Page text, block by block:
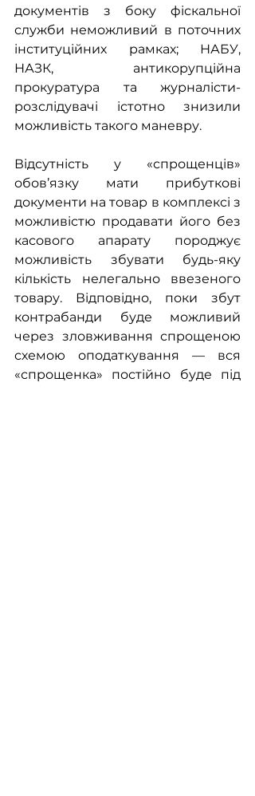
документів з боку фіскальної
служби неможливий в поточних
інституційних рамках; НАБУ,
НАЗК, антикорупційна
прокуратура та журналісти-
розслідувачі істотно знизили
можливість такого маневру.
Відсутність у «спрощенців»
обов’язку мати прибуткові
документи на товар в комплексі з
можливістю продавати його без
касового апарату породжує
можливість збувати будь-яку
кількість нелегально ввезеного
товару. Відповідно, поки збут
контрабанди буде можливий
через зловживання спрощеною
схемою оподаткування — вся
«спрощенка» постійно буде під